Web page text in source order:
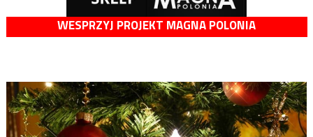
WESPRZYJ PROJEKT MAGNA POLONIA